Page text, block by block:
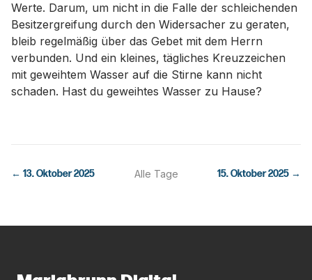
Werte. Darum, um nicht in die Falle der schleichenden
Besitzergreifung durch den Widersacher zu geraten,
bleib regelmäßig über das Gebet mit dem Herrn
verbunden. Und ein kleines, tägliches Kreuzzeichen
mit geweihtem Wasser auf die Stirne kann nicht
schaden. Hast du geweihtes Wasser zu Hause?
← 13. Oktober 2025 Alle Tage 15. Oktober 2025 →